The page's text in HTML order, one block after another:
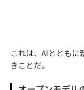
これは、AIととも
きことだ。